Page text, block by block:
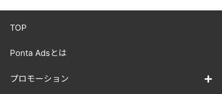
TOP
Ponta Adsとは
プロモーション